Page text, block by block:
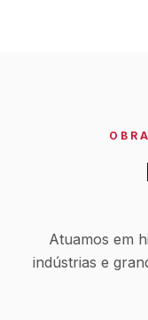
Atuamos em
indústrias e